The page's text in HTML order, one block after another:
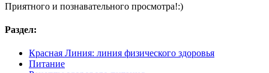
Приятного и познавательного просмотра!:)
Раздел:
Красная Линия: линия физического здоровья
Питание